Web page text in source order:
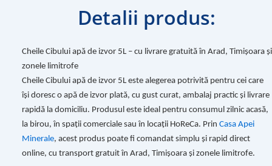
Detalii produs:
Cheile Cibului apă de izvor 5L – cu livrare gratuită în Arad, Timișoara și
zonele limitrofe
Cheile Cibului apă de izvor 5L este alegerea potrivită pentru cei care
își doresc o apă de izvor plată, cu gust curat, ambalaj practic și livrare
rapidă la domiciliu. Produsul este ideal pentru consumul zilnic acasă,
la birou, în spații comerciale sau în locații HoReCa. Prin Casa Apei
Minerale, acest produs poate fi comandat simplu și rapid direct
online, cu transport gratuit în Arad, Timișoara și zonele limitrofe.